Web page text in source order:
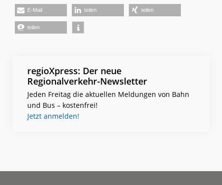
E-Mail teilen teilen
teilen
regioXpress: Der neue
Regionalverkehr-Newsletter
Jeden Freitag die aktuellen Meldungen von Bahn
und Bus – kostenfrei!
Jetzt anmelden!